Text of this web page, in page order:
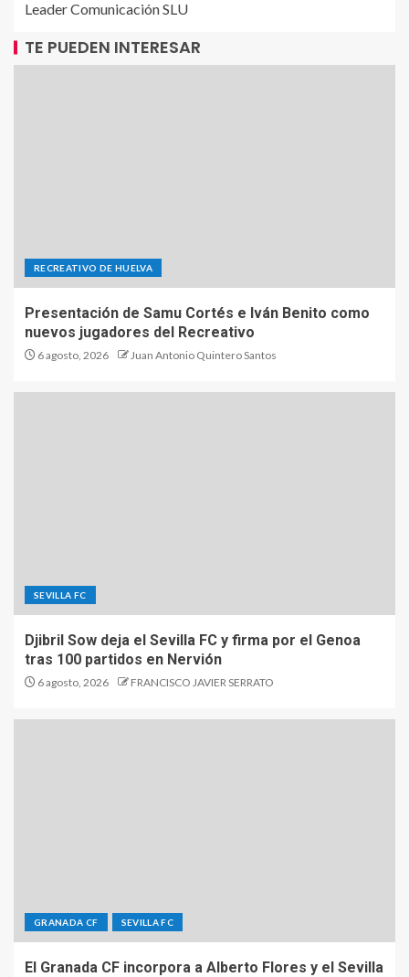
Leader Comunicación SLU
TE PUEDEN INTERESAR
RECREATIVO DE HUELVA
Presentación de Samu Cortés e Iván Benito como
nuevos jugadores del Recreativo
6 agosto, 2026 Juan Antonio Quintero Santos
SEVILLA FC
Djibril Sow deja el Sevilla FC y firma por el Genoa
tras 100 partidos en Nervión
6 agosto, 2026 FRANCISCO JAVIER SERRATO
GRANADA CF SEVILLA FC
El Granada CF incorpora a Alberto Flores y el Sevilla